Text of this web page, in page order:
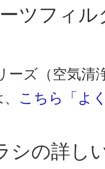
ツフィ
ーズ（空気清
こちら「よ
シの詳し